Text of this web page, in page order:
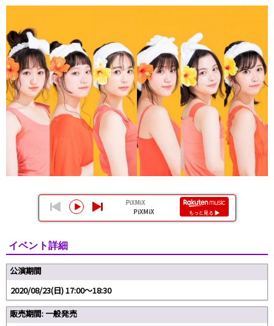
イベント詳細
公演期間
2020/08/23(日) 17:00～18:30
販売期間: 一般発売